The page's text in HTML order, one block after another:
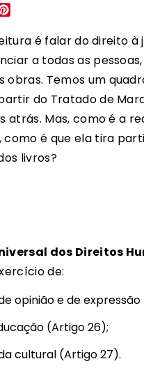
é falar do direito
a todas as
obras. Temos um
do Tratado de
atrás. Mas, como é a
é que ela tira
livros?
dos Direitos
de:
opinião e de expressão
(Artigo 26);
cultural (Artigo 27).